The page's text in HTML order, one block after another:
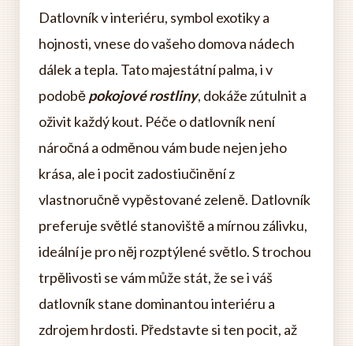
Datlovník v interiéru, symbol exotiky a
hojnosti, vnese do vašeho domova nádech
dálek a tepla. Tato majestátní palma, i v
podoběpokojové rostliny, dokáže zútulnit a
oživit každý kout. Péče o datlovník není
náročná a odměnou vám bude nejen jeho
krása, ale i pocit zadostiučinění z
vlastnoručně vypěstované zeleně. Datlovník
preferuje světlé stanoviště a mírnou zálivku,
ideální je pro něj rozptýlené světlo. S trochou
trpělivosti se vám může stát, že se i váš
datlovník stane dominantou interiéru a
zdrojem hrdosti. Představte si ten pocit, až